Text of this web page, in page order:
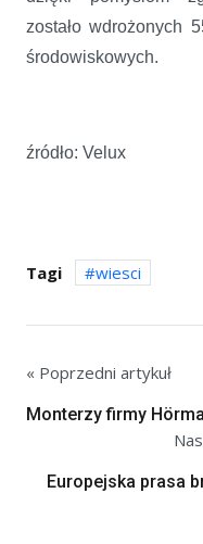
zostało wdrożonych
środowiskowych.
źródło: Velux
Tagi wiesci
« Poprzedni artykuł
Monterzy firmy
Europejska prasa